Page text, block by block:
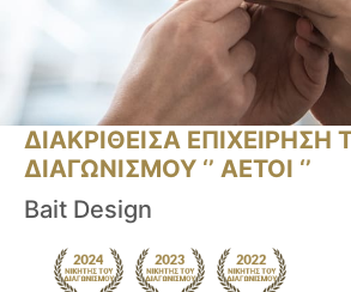
ΔΙΑΚΡΙΘΕΙΣΑ ΕΠΙΧΕΙΡΗΣΗ
ΔΙΑΓΩΝΙΣΜΟΥ ‘’ ΑΕΤΟΙ ‘’
Bait Design